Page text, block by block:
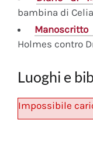
bambina di
Manoscritto
Holmes contro
Luoghi e
Impossibile